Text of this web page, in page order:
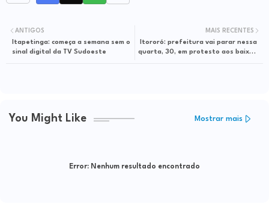
MAIS RECENTES
Itororó: prefeitura vai parar nessa
quarta, 30, em protesto aos baixos
ANTIGOS
Itapetinga: começa a semana sem o
sinal digital da TV Sudoeste
You Might Like Mostrar mais
Error: Nenhum resultado encontrado